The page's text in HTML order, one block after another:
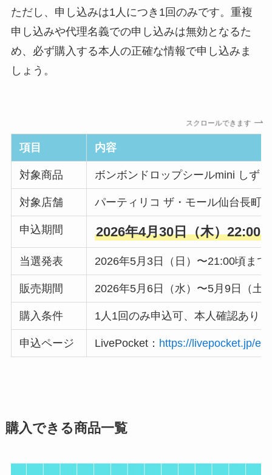
ただし、申し込みは1人につき1回のみです。重複
申し込みや代理名義での申し込みは無効となるた
め、必ず購入する本人の正確な情報で申し込みま
しょう。
スクロールできます
項目 内容
対象商品 ボンボンドロップシールmini しず
対象店舗 パーティリコ ザ・モール仙台長町
申込期間 2026年4月30日（木）22:00
当選発表 2026年5月3日（日）〜21:00頃まで
販売期間 2026年5月6日（水）〜5月9日（土
購入条件 1人1回のみ申込可、本人確認あり
申込ページ LivePocket： https://livepocket.jp/e/
購入できる商品一覧